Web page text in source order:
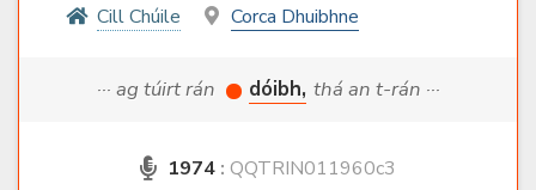
Cill Chúile
Corca Dhuibhne
··· ag túirt rán dóibh, thá an t-rán ···
1974 : QQTRIN011960c3